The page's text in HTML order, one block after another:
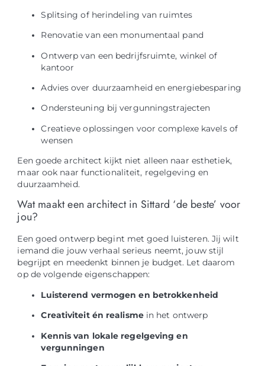
Splitsing of herindeling van ruimtes
Renovatie van een monumentaal pand
Ontwerp van een bedrijfsruimte, winkel of
kantoor
Advies over duurzaamheid en energiebesparing
Ondersteuning bij vergunningstrajecten
Creatieve oplossingen voor complexe kavels of
wensen
Een goede architect kijkt niet alleen naar esthetiek,
maar ook naar functionaliteit, regelgeving en
duurzaamheid.
Wat maakt een architect in Sittard ‘de beste’ voor
jou?
Een goed ontwerp begint met goed luisteren. Jij wilt
iemand die jouw verhaal serieus neemt, jouw stijl
begrijpt en meedenkt binnen je budget. Let daarom
op de volgende eigenschappen:
Luisterend vermogen en betrokkenheid
Creativiteit én realismein het ontwerp
Kennis van lokale regelgeving en
vergunningen